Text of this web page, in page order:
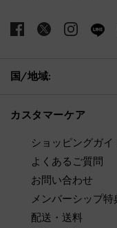
国/地域:
カスタマーケア
ショッピングガイ
よくあるご質問
お問い合わせ
メンバーシップ特
配送・送料